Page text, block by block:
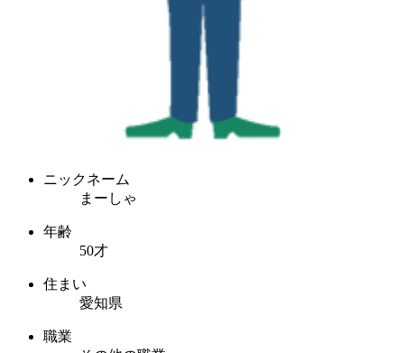
ニックネーム
まーしゃ
年齢
50才
住まい
愛知県
職業